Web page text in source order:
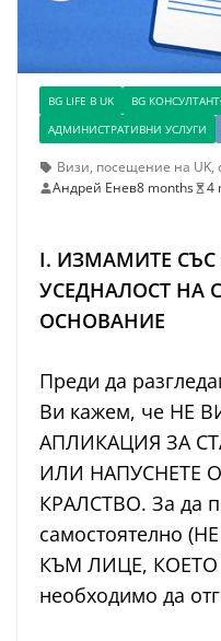
BG LIFE В UK BG
АДМИНИСТРАТИВНИ УСЛУГИ
Визи, посещение на UK,
Андрей Енев8 months 4
I. ИЗМАМИТЕ СЪС
УСЕДНАЛОСТ НА
ОСНОВАНИЕ
Преди да
Ви кажем, че НЕ
АПЛИКАЦИЯ ЗА
ИЛИ НАПУСНЕТЕ
КРАЛСТВО. За да
самостоятелно
КЪМ ЛИЦЕ, КОЕТО
необходимо да